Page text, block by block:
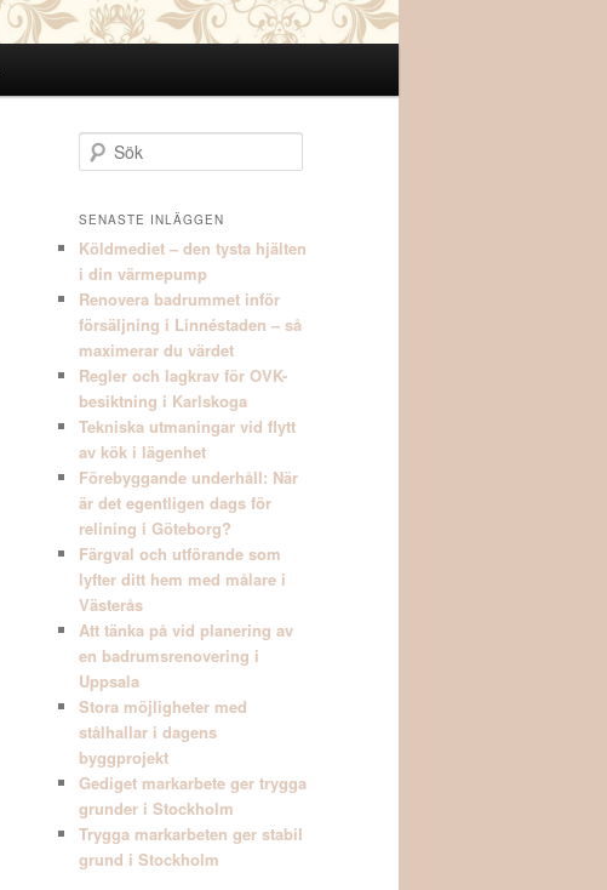
ö
SENASTE INLÄGGEN
Köldmediet – den tysta hjälten
i din värmepump
Renovera badrummet inför
försäljning i Linnéstaden – så
maximerar du värdet
Regler och lagkrav för OVK-
besiktning i Karlskoga
Tekniska utmaningar vid flytt
av kök i lägenhet
Förebyggande underhåll: När
är det egentligen dags för
relining i Göteborg?
Färgval och utförande som
lyfter ditt hem med målare i
Västerås
Att tänka på vid planering av
en badrumsrenovering i
Uppsala
Stora möjligheter med
stålhallar i dagens
byggprojekt
Gediget markarbete ger trygga
grunder i Stockholm
Trygga markarbeten ger stabil
grund i Stockholm